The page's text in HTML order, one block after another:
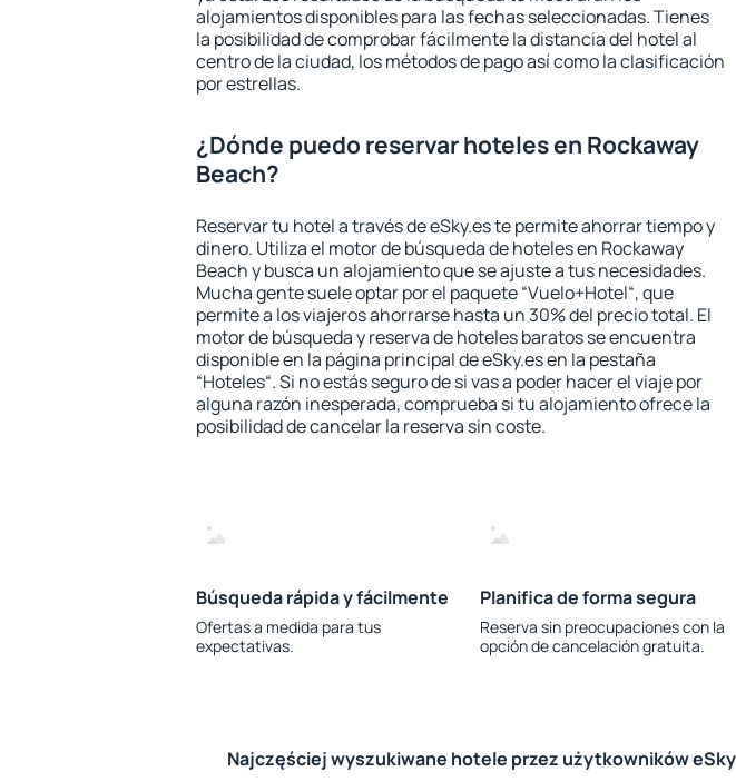
alojamientos disponibles para las fechas seleccionadas. Tienes
la posibilidad de comprobar fácilmente la distancia del hotel al
centro de la ciudad, los métodos de pago así como la clasificación
por estrellas.
¿Dónde puedo reservar hoteles en Rockaway
Beach?
Reservar tu hotel a través de eSky.es te permite ahorrar tiempo y
dinero. Utiliza el motor de búsqueda de hoteles en Rockaway
Beach y busca un alojamiento que se ajuste a tus necesidades.
Mucha gente suele optar por el paquete “Vuelo+Hotel“, que
permite a los viajeros ahorrarse hasta un 30% del precio total. El
motor de búsqueda y reserva de hoteles baratos se encuentra
disponible en la página principal de eSky.es en la pestaña
“Hoteles“. Si no estás seguro de si vas a poder hacer el viaje por
alguna razón inesperada, comprueba si tu alojamiento ofrece la
posibilidad de cancelar la reserva sin coste.
Búsqueda rápida y fácilmente
Ofertas a medida para tus
expectativas.
Planifica de forma segura
Reserva sin preocupaciones con la
opción de cancelación gratuita.
Najczęściej wyszukiwane hotele przez użytkowników eSky